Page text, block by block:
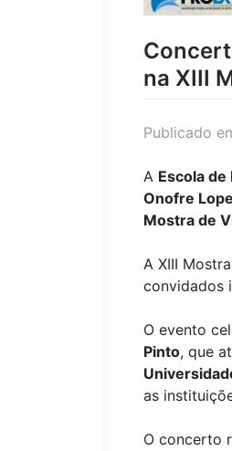
na XIII
Publicado
A Escola de
Onofre
Mostra de
A XIII
convidados
O evento
Pinto, que
as
O concerto